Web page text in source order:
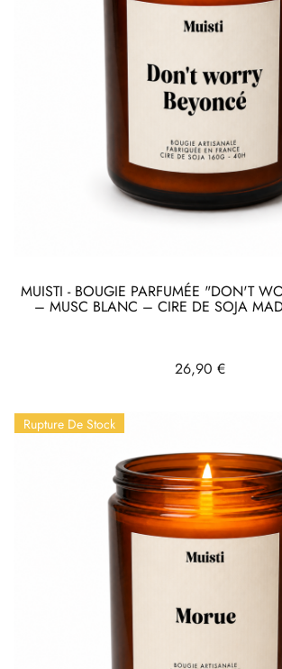
MUISTI - BOUGIE PARFUMÉE "DON'T
– MUSC BLANC – CIRE DE SOJA
Prix
26,90 €
Rupture De Stock